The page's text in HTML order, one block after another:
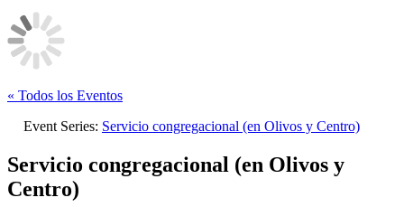
« Todos los Eventos
Event Series: Servicio congregacional (en Olivos y Centro)
Servicio congregacional (en Olivos y
Centro)